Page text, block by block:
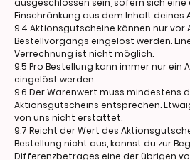
Einschränkung aus dem Inhalt
9.4 Aktionsgutscheine können nur vor
Bestellvorgangs eingelöst werden.
Verrechnung ist nicht möglich.
9.5 Pro Bestellung kann immer nur
eingelöst werden.
9.6 Der Warenwert muss mindestens
Aktionsgutscheins entsprechen.
von uns nicht erstattet.
9.7 Reicht der Wert des
Bestellung nicht aus, kannst du zur
Differenzbetrages eine der übrigen